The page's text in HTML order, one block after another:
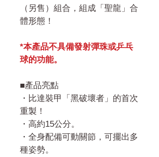
（另售）組合，組成「聖龍」合
體形態！
*本產品不具備發射彈珠或乒乓
球的功能。
■產品亮點
・比達裝甲「黑破壞者」的首次
重製！
・高約15公分。
・全身配備可動關節，可擺出多
種姿勢。